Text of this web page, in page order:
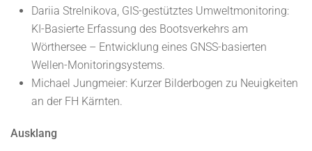
Dariia Strelnikova, GIS-gestütztes Umweltmonitoring:
KI-Basierte Erfassung des Bootsverkehrs am
Wörthersee – Entwicklung eines GNSS-basierten
Wellen-Monitoringsystems.
Michael Jungmeier: Kurzer Bilderbogen zu Neuigkeiten
an der FH Kärnten.
Ausklang